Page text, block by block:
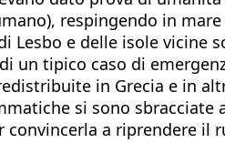
respingendo in
Lesbo e delle isole vicine
tipico caso di
in Grecia e in
si sono sbracciate
a riprendere il